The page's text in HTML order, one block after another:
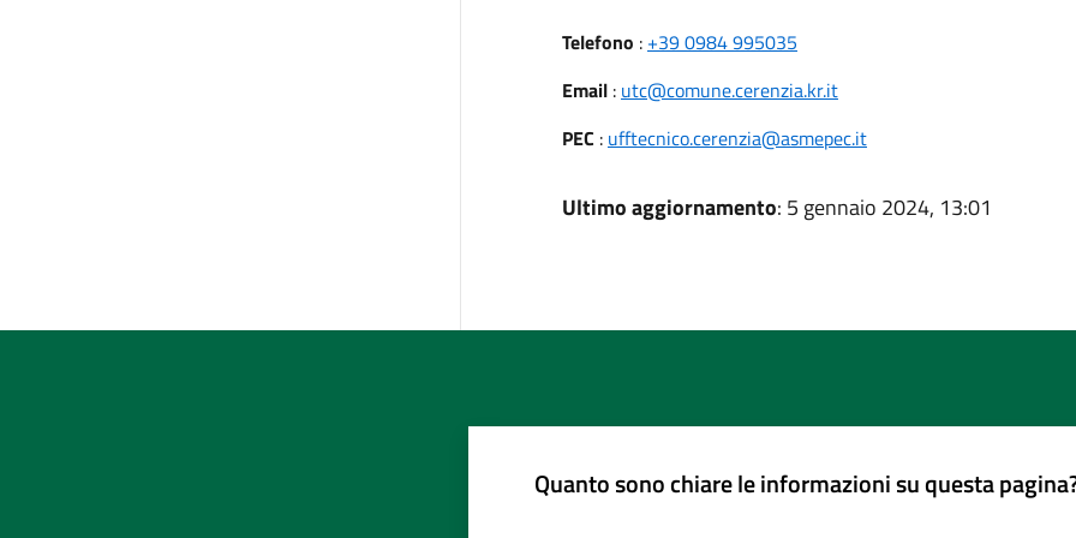
Telefono : +39 0984 995035
Email: utc@comune.cerenzia.kr.it
PEC : ufftecnico.cerenzia@asmepec.it
Ultimo aggiornamento: 5 gennaio 2024, 13:01
Quanto sono chiare le informazioni su questa